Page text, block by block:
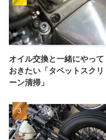
オイル交換と一緒にやって
おきたい「タペットスクリ
ーン清掃」